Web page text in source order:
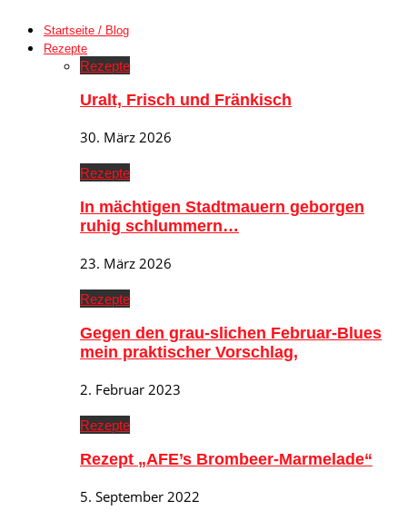
Startseite / Blog
Rezepte
Rezepte
Uralt, Frisch und Fränkisch
30. März 2026
Rezepte
In mächtigen Stadtmauern geborgen
ruhig schlummern…
23. März 2026
Rezepte
Gegen den grau-slichen Februar-Blues
mein praktischer Vorschlag,
2. Februar 2023
Rezepte
Rezept „AFE’s Brombeer-Marmelade“
5. September 2022